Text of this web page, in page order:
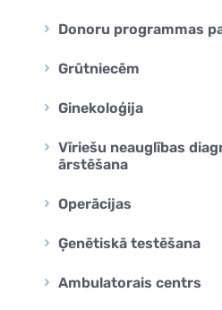
Donoru programmas
Grūtniecēm
Ginekoloģija
Vīriešu neauglības
ārstēšana
Operācijas
Ģenētiskā testēšana
Ambulatorais centrs